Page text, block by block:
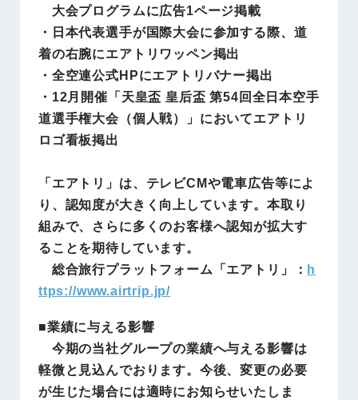
大会プログラムに広告1ページ掲載
・日本代表選手が国際大会に参加する際、道
着の右腕にエアトリワッペン掲出
・全空連公式HPにエアトリバナー掲出
・12月開催「天皇盃 皇后盃 第54回全日本空手
道選手権大会（個人戦）」においてエアトリ
ロゴ看板掲出
「エアトリ」は、テレビCMや電車広告等によ
り、認知度が大きく向上しています。本取り
組みで、さらに多くのお客様へ認知が拡大す
ることを期待しています。
総合旅行プラットフォーム「エアトリ」： h
ttps://www.airtrip.jp/
■業績に与える影響
今期の当社グループの業績へ与える影響は
軽微と見込んでおります。今後、変更の必要
が生じた場合には適時にお知らせいたしま